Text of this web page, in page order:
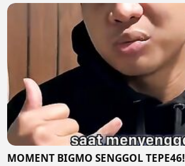
MOMENT BIGMO SENGGOL TEPE46!